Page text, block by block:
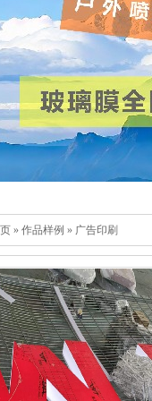
» 作品样例 » 广告印刷